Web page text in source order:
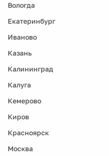
Вологда
Екатеринбург
Иваново
Казань
Калининград
Калуга
Кемерово
Киров
Красноярск
Москва